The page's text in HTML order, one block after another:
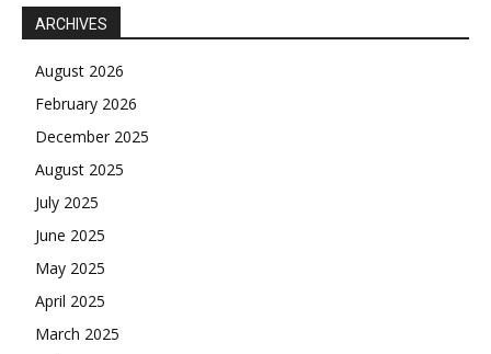
ARCHIVES
August 2026
February 2026
December 2025
August 2025
July 2025
June 2025
May 2025
April 2025
March 2025